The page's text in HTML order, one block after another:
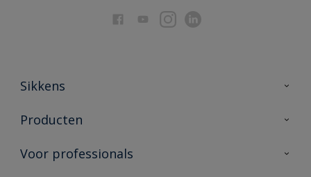
Sikkens
Over Sikkens
Duurzaamheid
Producten
Producten voor binnen
Voor professionals